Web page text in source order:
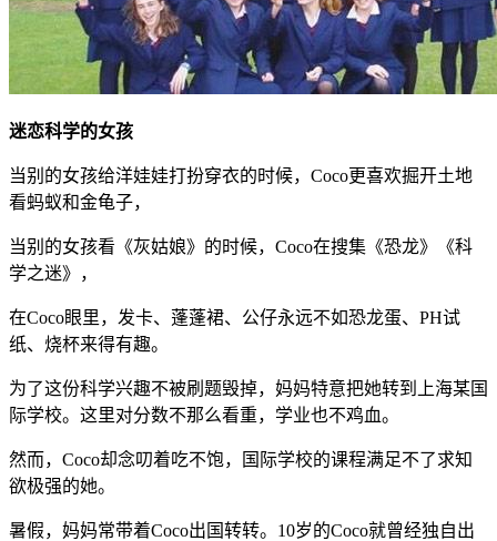
迷恋科学的女孩
当别的女孩给洋娃娃打扮穿衣的时候，Coco更喜欢掘开土地
看蚂蚁和金龟子，
当别的女孩看《灰姑娘》的时候，Coco在搜集《恐龙》《科
学之迷》，
在Coco眼里，发卡、蓬蓬裙、公仔永远不如恐龙蛋、PH试
纸、烧杯来得有趣。
为了这份科学兴趣不被刷题毁掉，妈妈特意把她转到上海某国
际学校。这里对分数不那么看重，学业也不鸡血。
然而，Coco却念叨着吃不饱，国际学校的课程满足不了求知
欲极强的她。
暑假，妈妈常带着Coco出国转转。10岁的Coco就曾经独自出